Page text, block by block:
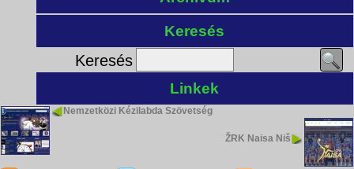
Keresés
Keresés
Linkek
Nemzetközi Kézilabda Szövetség
ŽRK Naisa Niš